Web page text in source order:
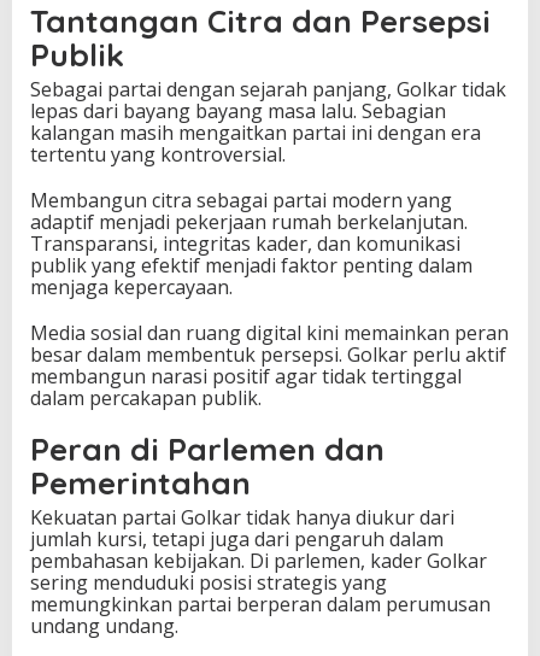
Tantangan Citra dan Persepsi
Publik
Sebagai partai dengan sejarah panjang, Golkar tidak
lepas dari bayang bayang masa lalu. Sebagian
kalangan masih mengaitkan partai ini dengan era
tertentu yang kontroversial.
Membangun citra sebagai partai modern yang
adaptif menjadi pekerjaan rumah berkelanjutan.
Transparansi, integritas kader, dan komunikasi
publik yang efektif menjadi faktor penting dalam
menjaga kepercayaan.
Media sosial dan ruang digital kini memainkan peran
besar dalam membentuk persepsi. Golkar perlu aktif
membangun narasi positif agar tidak tertinggal
dalam percakapan publik.
Peran di Parlemen dan
Pemerintahan
Kekuatan partai Golkar tidak hanya diukur dari
jumlah kursi, tetapi juga dari pengaruh dalam
pembahasan kebijakan. Di parlemen, kader Golkar
sering menduduki posisi strategis yang
memungkinkan partai berperan dalam perumusan
undang undang.